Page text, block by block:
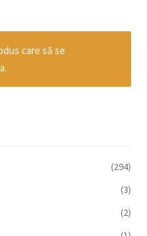
copil
Extinde
care să se
(294)
(3)
(2)